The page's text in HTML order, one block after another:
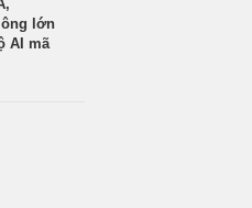
lớn
AI mã